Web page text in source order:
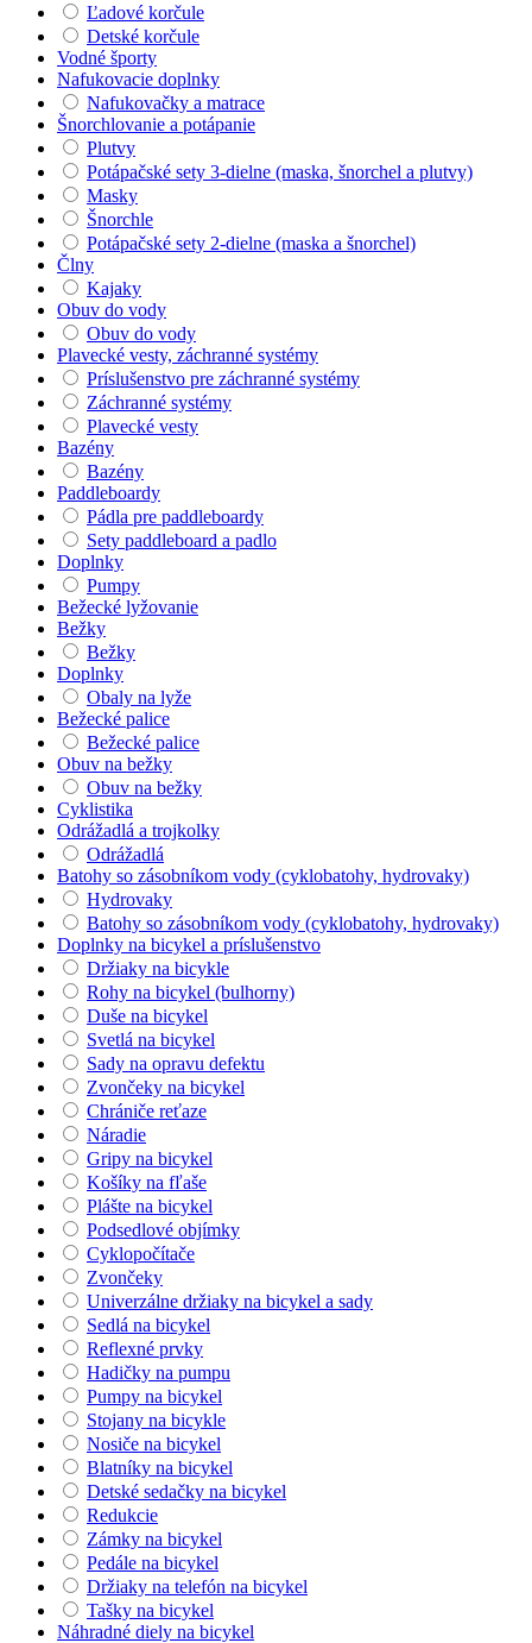
Ľadové korčule
Detské korčule
Vodné športy
Nafukovacie doplnky
Nafukovačky a matrace
Šnorchlovanie a potápanie
Plutvy
Potápačské sety 3-dielne (maska, šnorchel a plutvy)
Masky
Šnorchle
Potápačské sety 2-dielne (maska a šnorchel)
Člny
Kajaky
Obuv do vody
Obuv do vody
Plavecké vesty, záchranné systémy
Príslušenstvo pre záchranné systémy
Záchranné systémy
Plavecké vesty
Bazény
Bazény
Paddleboardy
Pádla pre paddleboardy
Sety paddleboard a padlo
Doplnky
Pumpy
Bežecké lyžovanie
Bežky
Bežky
Doplnky
Obaly na lyže
Bežecké palice
Bežecké palice
Obuv na bežky
Obuv na bežky
Cyklistika
Odrážadlá a trojkolky
Odrážadlá
Batohy so zásobníkom vody (cyklobatohy, hydrovaky)
Hydrovaky
Batohy so zásobníkom vody (cyklobatohy, hydrovaky)
Doplnky na bicykel a príslušenstvo
Držiaky na bicykle
Rohy na bicykel (bulhorny)
Duše na bicykel
Svetlá na bicykel
Sady na opravu defektu
Zvončeky na bicykel
Chrániče reťaze
Náradie
Gripy na bicykel
Košíky na fľaše
Plášte na bicykel
Podsedlové objímky
Cyklopočítače
Zvončeky
Univerzálne držiaky na bicykel a sady
Sedlá na bicykel
Reflexné prvky
Hadičky na pumpu
Pumpy na bicykel
Stojany na bicykle
Nosiče na bicykel
Blatníky na bicykel
Detské sedačky na bicykel
Redukcie
Zámky na bicykel
Pedále na bicykel
Držiaky na telefón na bicykel
Tašky na bicykel
Náhradné diely na bicykel